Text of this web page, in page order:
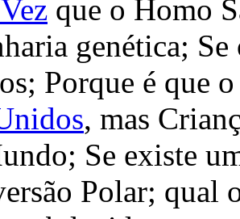
que o Homo
genética;
Porque é que
, mas
Se existe
Polar; qual